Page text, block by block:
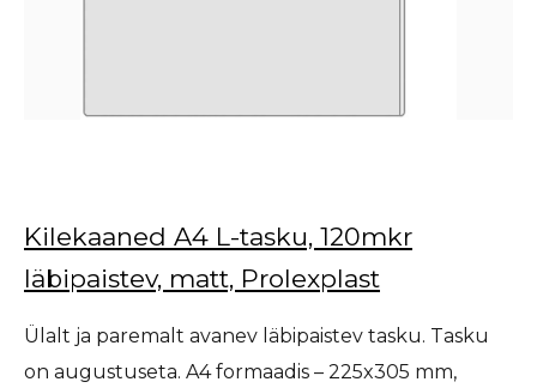
Kilekaaned A4 L-tasku, 120mkr
läbipaistev, matt, Prolexplast
Ülalt ja paremalt avanev läbipaistev tasku. Tasku
on augustuseta. A4 formaadis – 225x305 mm,